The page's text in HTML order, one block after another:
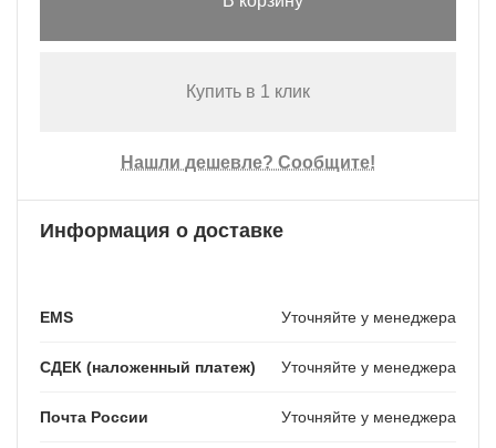
Купить в 1 клик
Нашли дешевле? Сообщите!
Информация о доставке
EMS Уточняйте у менеджера
СДЕК (наложенный платеж) Уточняйте у менеджера
Почта России Уточняйте у менеджера